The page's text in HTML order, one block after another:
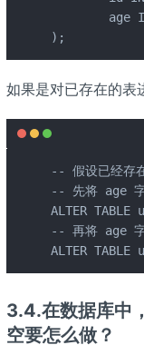
);
如果是对已存在的表
-- 假设已经存
-- 先将 age 字
ALTER
-- 再将 age 字
ALTER TABLE
3.4.在数据库中
空要怎么做？